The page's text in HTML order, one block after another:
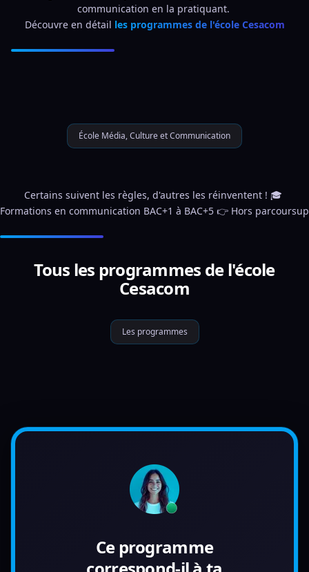
communication en la pratiquant.
Découvre en détail les programmes de l'école Cesacom
École Média, Culture et Communication
Certains suivent les règles, d'autres les réinventent ! 🎓
Formations en communication BAC+1 à BAC+5 👉 Hors parcoursup
Tous les programmes de l'école
Cesacom
Les programmes
Ce programme